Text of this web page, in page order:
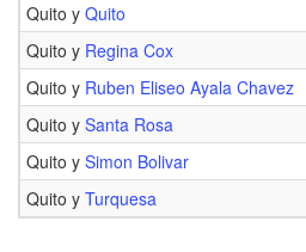
Quito y Quito
Quito y Regina Cox
Quito y Ruben Eliseo Ayala Chavez
Quito y Santa Rosa
Quito y Simon Bolivar
Quito y Turquesa